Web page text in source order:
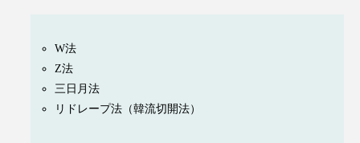
W法
Z法
三日月法
リドレープ法（韓流切開法）